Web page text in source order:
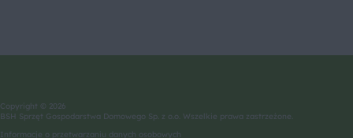
Copyright © 2026
BSH Sprzęt Gospodarstwa Domowego Sp. z o.o. Wszelkie prawa zastrzeżone.
Informacje o przetwarzaniu danych osobowych